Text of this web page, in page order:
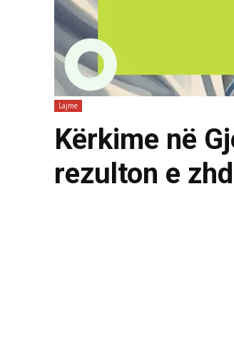
Lajme
Kërkime në
rezulton e